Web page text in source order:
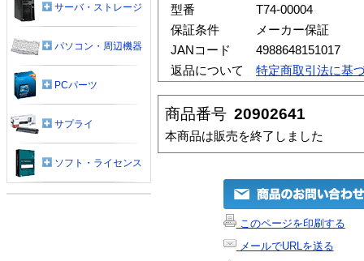
型番
T74-00004
保証条件
メーカー保証
JANコード
4988648151017
返品について
特定商取引法に基
商品番号 20902641
本商品は販売を終了しました
このページを印刷する
メールでURLを送る
サーバ・ストレージ
パソコン・周辺機器
PCパーツ
サプライ
ソフト・ライセンス